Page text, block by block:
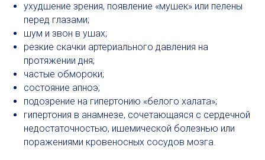
ухудшение зрения, появление «мушек» или пелены
перед глазами;
шум и звон в ушах;
резкие скачки артериального давления на
протяжении дня;
частые обмороки;
состояние апноэ;
подозрение на гипертонию «белого халата»;
гипертония в анамнезе, сочетающаяся с сердечной
недостаточностью, ишемической болезнью или
поражениями кровеносных сосудов мозга.